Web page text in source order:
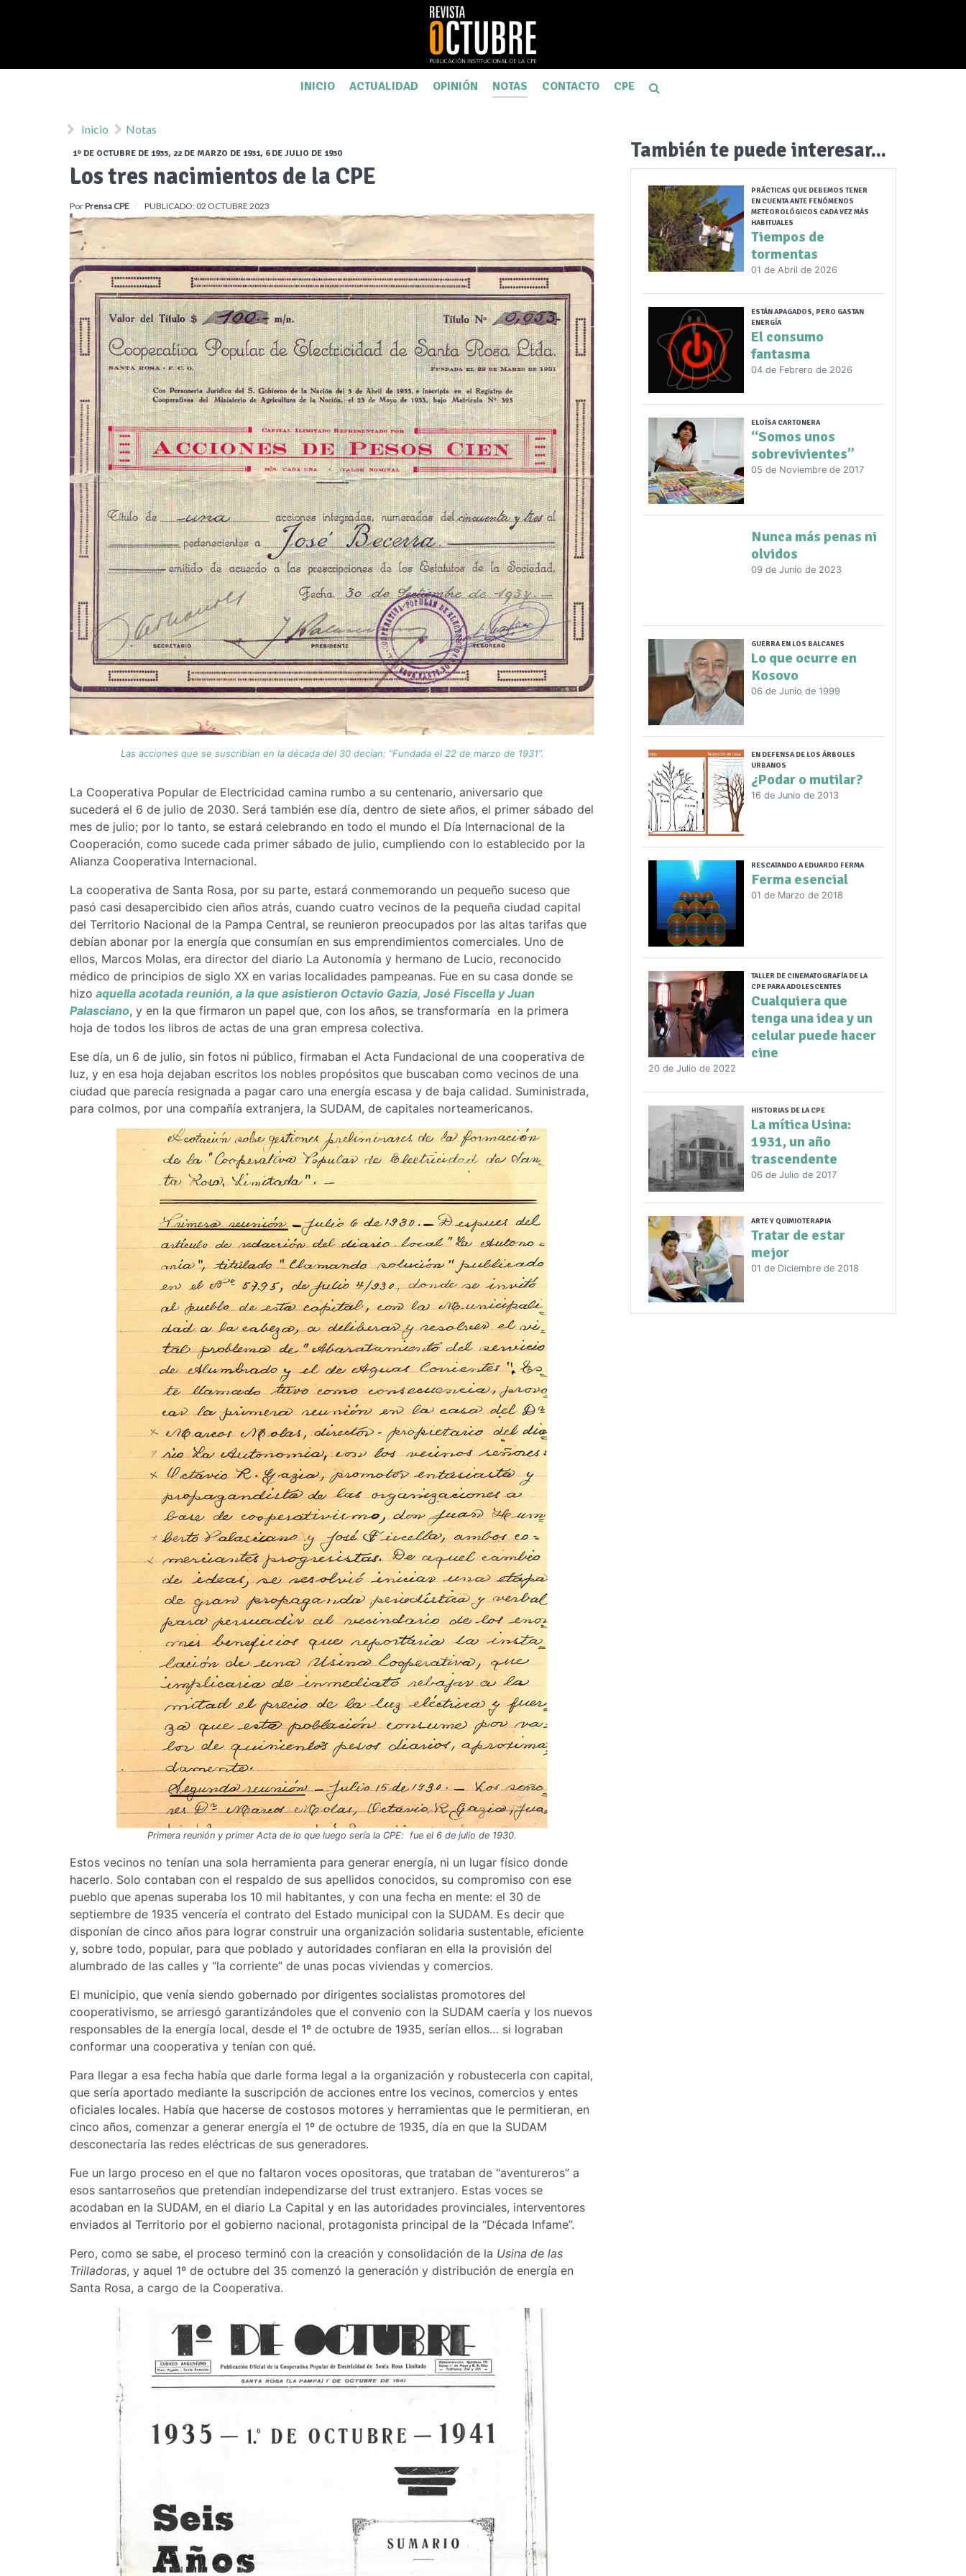
INICIO ACTUALIDAD OPINIÓN NOTAS CONTACTO CPE
Inicio Notas
1º DE OCTUBRE DE 1935, 22 DE MARZO DE 1931, 6 DE JULIO DE 1930
Los tres nacimientos de la CPE
PorPrensa CPE PUBLICADO: 02 OCTUBRE 2023
Las acciones que se suscribían en la década del 30 decían: “Fundada el 22 de marzo de 1931”.
La Cooperativa Popular de Electricidad camina rumbo a su centenario, aniversario que
sucederá el 6 de julio de 2030. Será también ese día, dentro de siete años, el primer sábado del
mes de julio; por lo tanto, se estará celebrando en todo el mundo el Día Internacional de la
Cooperación, como sucede cada primer sábado de julio, cumpliendo con lo establecido por la
Alianza Cooperativa Internacional.
La cooperativa de Santa Rosa, por su parte, estará conmemorando un pequeño suceso que
pasó casi desapercibido cien años atrás, cuando cuatro vecinos de la pequeña ciudad capital
del Territorio Nacional de la Pampa Central, se reunieron preocupados por las altas tarifas que
debían abonar por la energía que consumían en sus emprendimientos comerciales. Uno de
ellos, Marcos Molas, era director del diario La Autonomía y hermano de Lucio, reconocido
médico de principios de siglo XX en varias localidades pampeanas. Fue en su casa donde se
hizo aquella acotada reunión, a la que asistieron Octavio Gazia, José Fiscella y Juan
Palasciano, y en la que firmaron un papel que, con los años, se transformaría en la primera
hoja de todos los libros de actas de una gran empresa colectiva.
Ese día, un 6 de julio, sin fotos ni público, firmaban el Acta Fundacional de una cooperativa de
luz, y en esa hoja dejaban escritos los nobles propósitos que buscaban como vecinos de una
ciudad que parecía resignada a pagar caro una energía escasa y de baja calidad. Suministrada,
para colmos, por una compañía extranjera, la SUDAM, de capitales norteamericanos.
Primera reunión y primer Acta de lo que luego sería la CPE: fue el 6 de julio de 1930.
Estos vecinos no tenían una sola herramienta para generar energía, ni un lugar físico donde
hacerlo. Solo contaban con el respaldo de sus apellidos conocidos, su compromiso con ese
pueblo que apenas superaba los 10 mil habitantes, y con una fecha en mente: el 30 de
septiembre de 1935 vencería el contrato del Estado municipal con la SUDAM. Es decir que
disponían de cinco años para lograr construir una organización solidaria sustentable, eficiente
y, sobre todo, popular, para que poblado y autoridades confiaran en ella la provisión del
alumbrado de las calles y “la corriente” de unas pocas viviendas y comercios.
El municipio, que venía siendo gobernado por dirigentes socialistas promotores del
cooperativismo, se arriesgó garantizándoles que el convenio con la SUDAM caería y los nuevos
responsables de la energía local, desde el 1º de octubre de 1935, serían ellos… si lograban
conformar una cooperativa y tenían con qué.
Para llegar a esa fecha había que darle forma legal a la organización y robustecerla con capital,
que sería aportado mediante la suscripción de acciones entre los vecinos, comercios y entes
oficiales locales. Había que hacerse de costosos motores y herramientas que le permitieran, en
cinco años, comenzar a generar energía el 1º de octubre de 1935, día en que la SUDAM
desconectaría las redes eléctricas de sus generadores.
Fue un largo proceso en el que no faltaron voces opositoras, que trataban de “aventureros” a
esos santarroseños que pretendían independizarse del trust extranjero. Estas voces se
acodaban en la SUDAM, en el diario La Capital y en las autoridades provinciales, interventores
enviados al Territorio por el gobierno nacional, protagonista principal de la “Década Infame”.
Pero, como se sabe, el proceso terminó con la creación y consolidación de la Usina de las
Trilladoras, y aquel 1º de octubre del 35 comenzó la generación y distribución de energía en
Santa Rosa, a cargo de la Cooperativa.
También te puede interesar...
PRÁCTICAS QUE DEBEMOS TENER
EN CUENTA ANTE FENÓMENOS
METEOROLÓGICOS CADA VEZ MÁS
HABITUALES
Tiempos de
tormentas
01 de Abril de 2026
ESTÁN APAGADOS, PERO GASTAN
ENERGÍA
El consumo
fantasma
04 de Febrero de 2026
ELOÍSA CARTONERA
“Somos unos
sobrevivientes”
05 de Noviembre de 2017
Nunca más penas ni
olvidos
09 de Junio de 2023
GUERRA EN LOS BALCANES
Lo que ocurre en
Kosovo
06 de Junio de 1999
EN DEFENSA DE LOS ÁRBOLES
URBANOS
¿Podar o mutilar?
16 de Junio de 2013
RESCATANDO A EDUARDO FERMA
Ferma esencial
01 de Marzo de 2018
TALLER DE CINEMATOGRAFÍA DE LA
CPE PARA ADOLESCENTES
Cualquiera que
tenga una idea y un
celular puede hacer
cine
20 de Julio de 2022
HISTORIAS DE LA CPE
La mítica Usina:
1931, un año
trascendente
06 de Julio de 2017
ARTE Y QUIMIOTERAPIA
Tratar de estar
mejor
01 de Diciembre de 2018